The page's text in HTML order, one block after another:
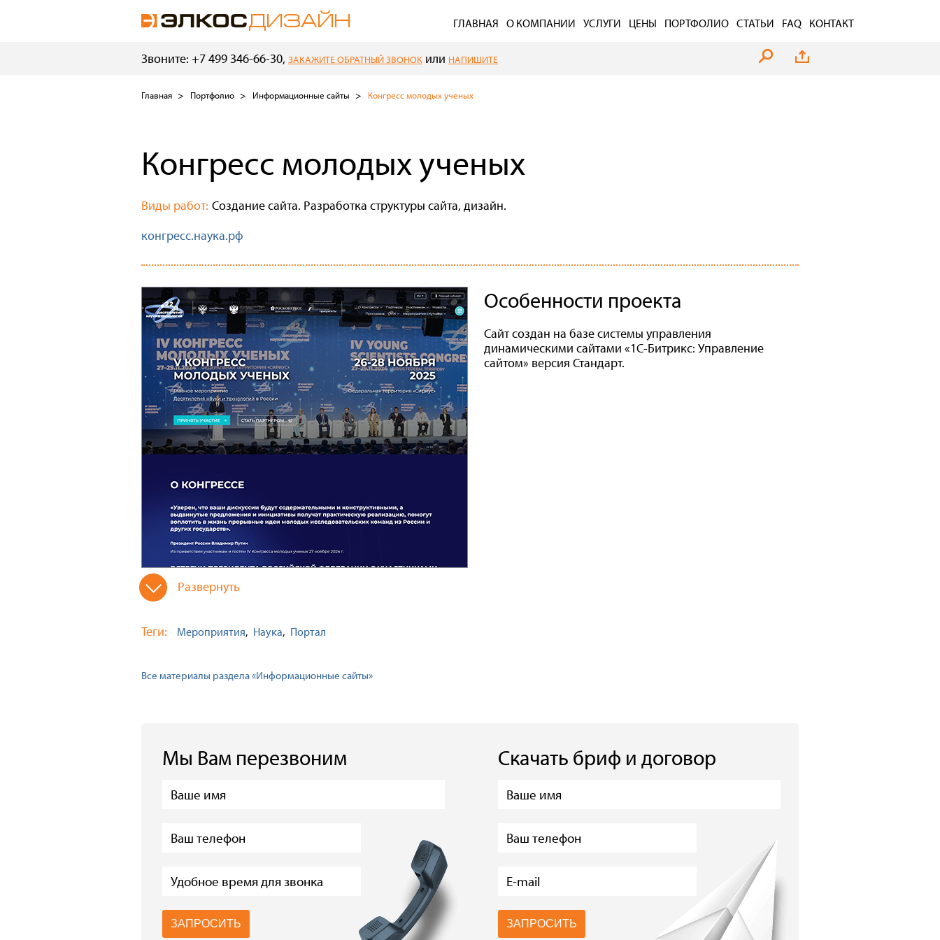
ГЛАВНАЯ О КОМПАНИИ УСЛУГИ ЦЕНЫ ПОРТФОЛИО СТАТЬИ FAQ КОНТАКТ
Звоните: +7 499 346-66-30, ЗАКАЖИТЕ ОБРАТНЫЙ ЗВОНОК или НАПИШИТЕ
Главная Портфолио Информационные сайты Конгресс молодых ученых
Конгресс молодых ученых
Виды работ: Создание сайта. Разработка структуры сайта, дизайн.
конгресс.наука.рф
Особенности проекта
Сайт создан на базе системы управления
динамическими сайтами «1С-Битрикс: Управление
сайтом» версия Стандарт.
Развернуть
Теги: Мероприятия Наука Портал
Все материалы раздела «Информационные сайты»
Мы Вам перезвоним Скачать бриф и договор